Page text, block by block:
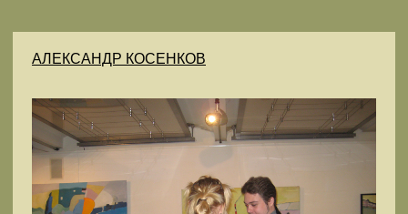
АЛЕКСАНДР КОСЕНКОВ